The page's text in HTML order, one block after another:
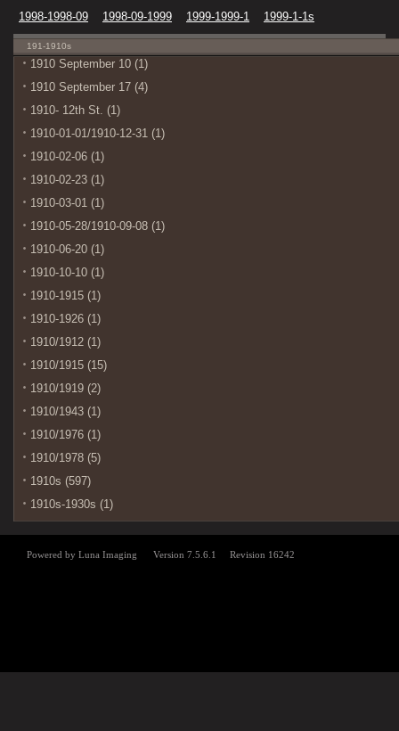
1998-1998-09
1998-09-1999 1999-1999-1 1999-1-1s
191-1910s
1910 September 10 (1)
1910 September 17 (4)
1910- 12th St. (1)
1910-01-01/1910-12-31 (1)
1910-02-06 (1)
1910-02-23 (1)
1910-03-01 (1)
1910-05-28/1910-09-08 (1)
1910-06-20 (1)
1910-10-10 (1)
1910-1915 (1)
1910-1926 (1)
1910/1912 (1)
1910/1915 (15)
1910/1919 (2)
1910/1943 (1)
1910/1976 (1)
1910/1978 (5)
1910s (597)
1910s-1930s (1)